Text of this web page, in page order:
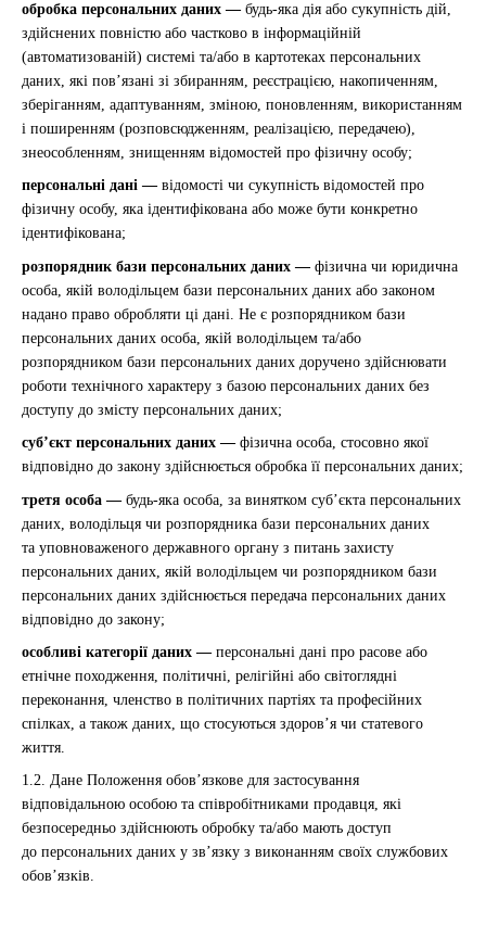
обробка персональних даних — будь-яка дія або сукупність дій,
здійснених повністю або частково в інформаційній
(автоматизованій) системі та/або в картотеках персональних
даних, які пов’язані зі збиранням, реєстрацією, накопиченням,
зберіганням, адаптуванням, зміною, поновленням, використанням
і поширенням (розповсюдженням, реалізацією, передачею),
знеособленням, знищенням відомостей про фізичну особу;
персональні дані — відомості чи сукупність відомостей про
фізичну особу, яка ідентифікована або може бути конкретно
ідентифікована;
розпорядник бази персональних даних — фізична чи юридична
особа, якій володільцем бази персональних даних або законом
надано право обробляти ці дані. Не є розпорядником бази
персональних даних особа, якій володільцем та/або
розпорядником бази персональних даних доручено здійснювати
роботи технічного характеру з базою персональних даних без
доступу до змісту персональних даних;
суб’єкт персональних даних — фізична особа, стосовно якої
відповідно до закону здійснюється обробка її персональних даних;
третя особа — будь-яка особа, за винятком суб’єкта персональних
даних, володільця чи розпорядника бази персональних даних
та уповноваженого державного органу з питань захисту
персональних даних, якій володільцем чи розпорядником бази
персональних даних здійснюється передача персональних даних
відповідно до закону;
особливі категорії даних — персональні дані про расове або
етнічне походження, політичні, релігійні або світоглядні
переконання, членство в політичних партіях та професійних
спілках, а також даних, що стосуються здоров’я чи статевого
життя.
1.2. Дане Положення обов’язкове для застосування
відповідальною особою та співробітниками продавця, які
безпосередньо здійснюють обробку та/або мають доступ
до персональних даних у зв’язку з виконанням своїх службових
обов’язків.